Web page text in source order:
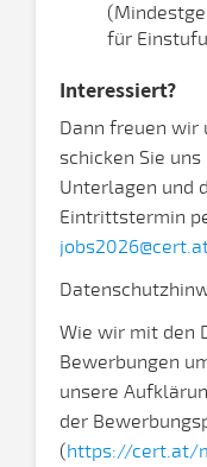
für
Interessiert?
Dann freuen wir
schicken Sie
Unterlagen und
Eintrittstermin
Wie wir mit den
Bewerbungen
unsere
der
(https://cert.at/